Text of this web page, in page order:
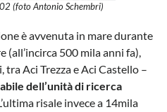
(foto Antonio Schembri)
è avvenuta in mare durante
500 mila anni fa),
Aci Trezza e Aci Castello –
dell’unità di ricerca
risale invece a 14mila